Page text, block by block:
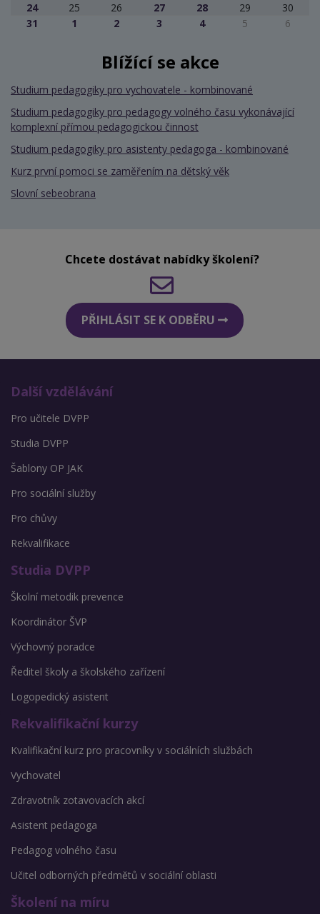
24
25 26 27 28 29
30
31
1 2 3 4 5 6
Blížící se akce
Studium pedagogiky pro vychovatele - kombinované
Studium pedagogiky pro pedagogy volného času vykonávající
komplexní přímou pedagogickou činnost
Studium pedagogiky pro asistenty pedagoga - kombinované
Kurz první pomoci se zaměřením na dětský věk
Slovní sebeobrana
Chcete dostávat nabídky školení?
PŘIHLÁSIT SE K ODBĚRU
Další vzdělávání
Pro učitele DVPP
Studia DVPP
Šablony OP JAK
Pro sociální služby
Pro chůvy
Rekvalifikace
Studia DVPP
Školní metodik prevence
Koordinátor ŠVP
Výchovný poradce
Ředitel školy a školského zařízení
Logopedický asistent
Rekvalifikační kurzy
Kvalifikační kurz pro pracovníky v sociálních službách
Vychovatel
Zdravotník zotavovacích akcí
Asistent pedagoga
Pedagog volného času
Učitel odborných předmětů v sociální oblasti
Školení na míru